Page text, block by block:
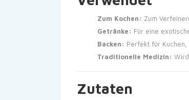
Zum Kochen: Zum
Getränke: Für eine
Backen: Perfekt für Kuchen,
Traditionelle Medizin:
Zutaten